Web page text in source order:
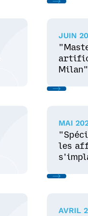
JUIN
MAI
les
AVRIL